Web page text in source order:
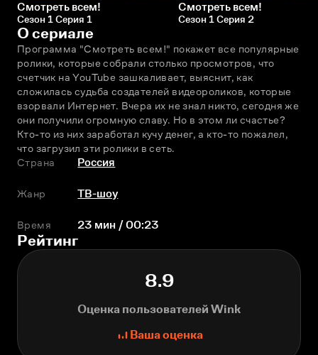
Смотреть всем!
Сезон 1 Серия 1
Смотреть всем!
Сезон 1 Серия 2
О сериале
Программа "Смотреть всем!" покажет все популярные
ролики, которые собрали столько просмотров, что
счетчик на YouTube зашкаливает, выяснит, как
сложилась судьба создателей видеороликов, которые
взорвали Интернет. Вчера их не знал никто, сегодня же
они получили огромную славу. Но в этом ли счастье?
Кто-то из них заработал кучу денег, а кто-то пожалел,
что загрузил эти ролики в сеть.
Страна
Россия
Жанр ТВ-шоу
Время 23 мин / 00:23
Рейтинг
8.9
Оценка пользователей Wink
Ваша оценка